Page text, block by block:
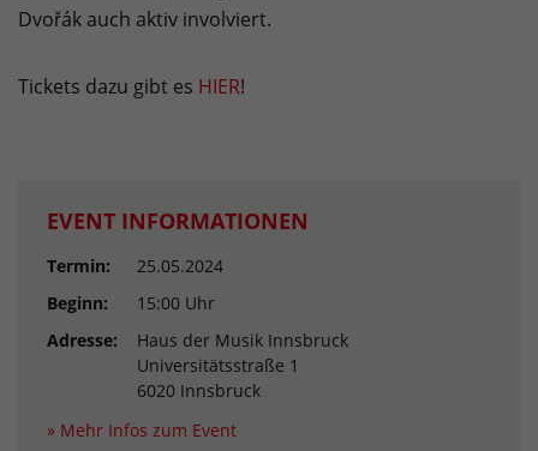
Dvořák auch aktiv involviert.
Tickets dazu gibt es HIER!
EVENT INFORMATIONEN
Termin:
25.05.2024
Beginn:
15:00 Uhr
Adresse:
Haus der Musik Innsbruck
Universitätsstraße 1
6020 Innsbruck
» Mehr Infos zum Event